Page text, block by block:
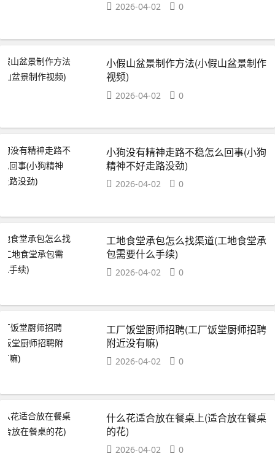
2026-04-02 0
小假山盆景制作方法(小假山盆景制作
视频)
2026-04-02 0
小狗没有精神走路不稳怎么回事(小狗
精神不好走路没劲)
2026-04-02 0
工地食堂承包怎么找渠道(工地食堂承
包需要什么手续)
2026-04-02 0
工厂饭堂厨师招聘(工厂饭堂厨师招聘
附近没有嘛)
2026-04-02 0
什么花适合放在餐桌上(适合放在餐桌
的花)
2026-04-02 0